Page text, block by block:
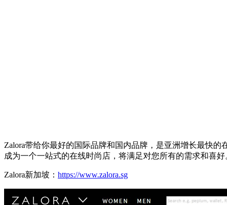
Zalora带给你最好的国际品牌和国内品牌，是亚洲增长最快
成为一个一站式的在线时尚店，将满足对您所有的需求和喜好
Zalora新加坡： https://www.zalora.sg